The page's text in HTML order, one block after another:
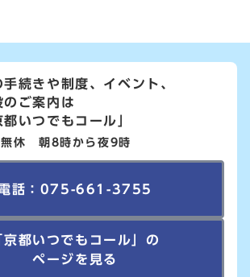
手続きや制度、イベント、
のご案内は
都いつでもコール」
無休 朝8時から夜9時
話：075-661-3755
京都いつでもコール」の
ページを見る